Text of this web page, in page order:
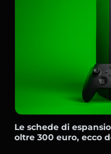
Le schede di
oltre 300 euro, ecco